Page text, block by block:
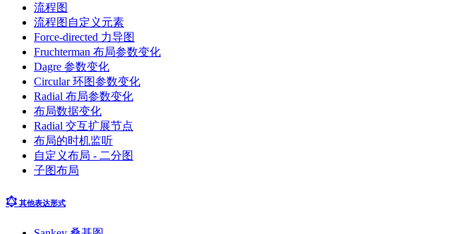
流程图
流程图自定义元素
Force-directed 力导图
Fruchterman 布局参数变化
Dagre 参数变化
Circular 环图参数变化
Radial 布局参数变化
布局数据变化
Radial 交互扩展节点
布局的时机监听
自定义布局 - 二分图
子图布局
其他表达形式